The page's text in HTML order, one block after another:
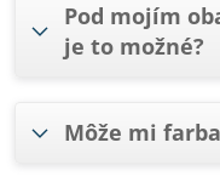
Pod mojím
je to možné?
Môže mi